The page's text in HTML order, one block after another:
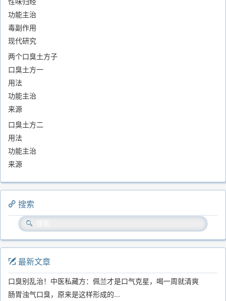
功能主治
毒副作用
现代研究
两个口臭土方子
口臭土方一
用法
功能主治
来源
口臭土方二
用法
功能主治
来源
搜索
最新文章
口臭别乱治！中医私藏方：佩兰才是口气克星，喝一周就清爽
肠胃浊气口臭，原来是这样形成的...